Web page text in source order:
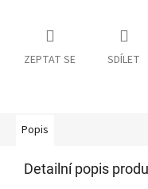
ZEPTAT SE SDÍLET
Popis
Detailní popis